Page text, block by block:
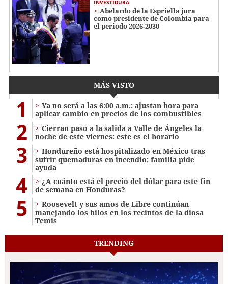
INVESTIDURA
Abelardo de la Espriella jura
como presidente de Colombia para
el periodo 2026-2030
MÁS VISTO
1
Ya no será a las 6:00 a.m.: ajustan hora para
aplicar cambio en precios de los combustibles
2
Cierran paso a la salida a Valle de Ángeles la
noche de este viernes: este es el horario
3
Hondureño está hospitalizado en México tras
sufrir quemaduras en incendio; familia pide
ayuda
4
¿A cuánto está el precio del dólar para este fin
de semana en Honduras?
5
Roosevelt y sus amos de Libre continúan
manejando los hilos en los recintos de la diosa
Temis
TRENDING